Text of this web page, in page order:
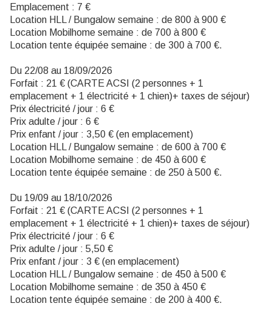
Emplacement : 7 €
Location HLL / Bungalow semaine : de 800 à 900 €
Location Mobilhome semaine : de 700 à 800 €
Location tente équipée semaine : de 300 à 700 €.
Du 22/08 au 18/09/2026
Forfait : 21 € (CARTE ACSI (2 personnes + 1
emplacement + 1 électricité + 1 chien)+ taxes de séjour)
Prix électricité / jour : 6 €
Prix adulte / jour : 6 €
Prix enfant / jour : 3,50 € (en emplacement)
Location HLL / Bungalow semaine : de 600 à 700 €
Location Mobilhome semaine : de 450 à 600 €
Location tente équipée semaine : de 250 à 500 €.
Du 19/09 au 18/10/2026
Forfait : 21 € (CARTE ACSI (2 personnes + 1
emplacement + 1 électricité + 1 chien)+ taxes de séjour)
Prix électricité / jour : 6 €
Prix adulte / jour : 5,50 €
Prix enfant / jour : 3 € (en emplacement)
Location HLL / Bungalow semaine : de 450 à 500 €
Location Mobilhome semaine : de 350 à 450 €
Location tente équipée semaine : de 200 à 400 €.